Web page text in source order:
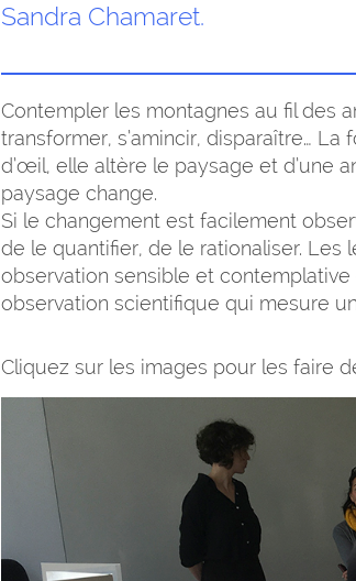
Sandra Chamaret.
Contempler les montagnes au fil des
transformer, s’amincir, disparaître…
d’œil, elle altère le paysage et d’une
paysage change.
Si le changement est facilement
de le quantifier, de le rationaliser. Les
observation sensible et contemplative
observation scientifique qui mesure
Cliquez sur les images pour les faire